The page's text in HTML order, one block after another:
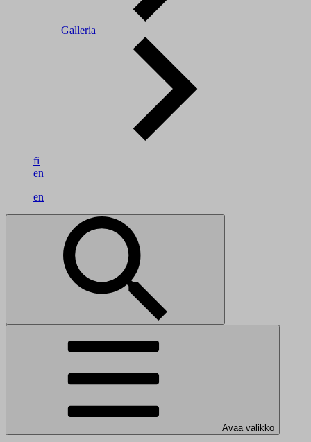
Galleria
fi
en
en
Avaa valikko